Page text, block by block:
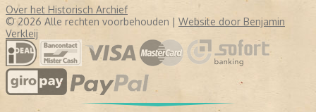
Over het Historisch Archief
© 2026 Alle rechten voorbehouden | Website door Benjamin
Verkleij